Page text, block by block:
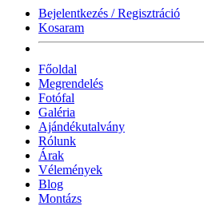
Bejelentkezés / Regisztráció
Kosaram
Főoldal
Megrendelés
Fotófal
Galéria
Ajándékutalvány
Rólunk
Árak
Vélemények
Blog
Montázs